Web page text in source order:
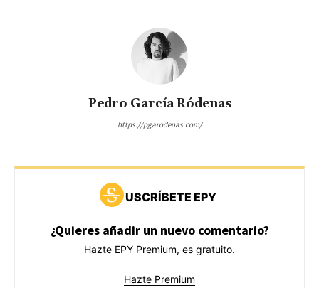
Pedro García Ródenas
https://pgarodenas.com/
USCRÍBETE EPY
¿Quieres añadir un nuevo comentario?
Hazte EPY Premium, es gratuito.
Hazte Premium